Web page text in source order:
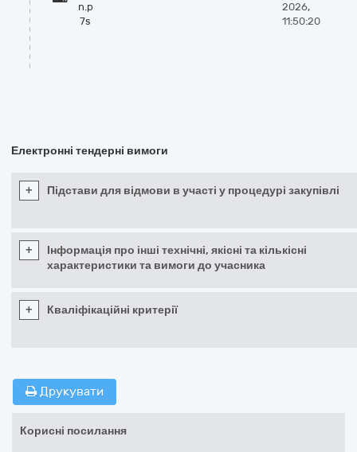
n.p
7s
2026,
11:50:20
Електронні тендерні вимоги
+ Підстави для відмови в участі у процедурі закупівлі
+
Інформація про інші технічні, якісні та кількісні
характеристики та вимоги до учасника
+ Кваліфікаційні критерії
Друкувати
Корисні посилання